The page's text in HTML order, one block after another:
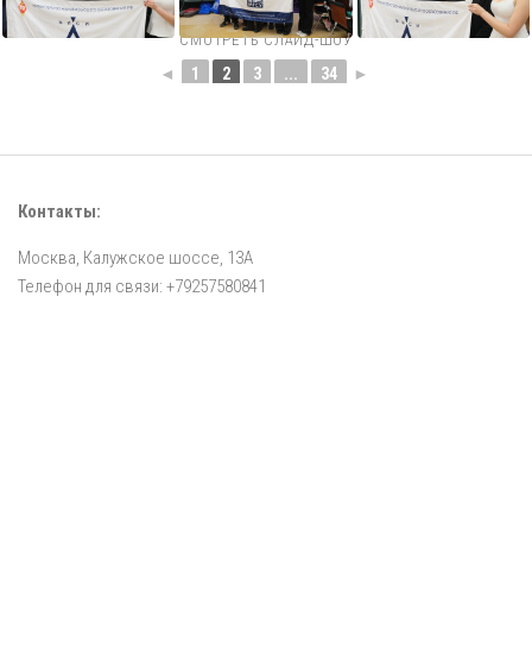
СМОТРЕТЬ СЛАЙД-ШОУ
◄ 1 2 3 ... 34 ►
Контакты:
Москва, Калужское шоссе, 13А
Телефон для связи: +79257580841